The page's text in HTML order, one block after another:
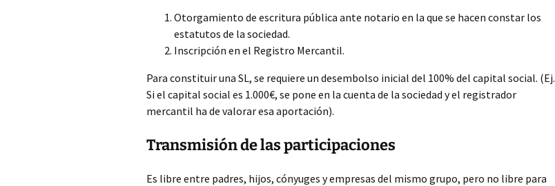
Otorgamiento de escritura pública ante notario en la que se hacen constar los
estatutos de la sociedad.
Inscripción en el Registro Mercantil.
Para constituir una SL, se requiere un desembolso inicial del 100% del capital social. (Ej.
Si el capital social es 1.000€, se pone en la cuenta de la sociedad y el registrador
mercantil ha de valorar esa aportación).
Transmisión de las participaciones
Es libre entre padres, hijos, cónyuges y empresas del mismo grupo, pero no libre para